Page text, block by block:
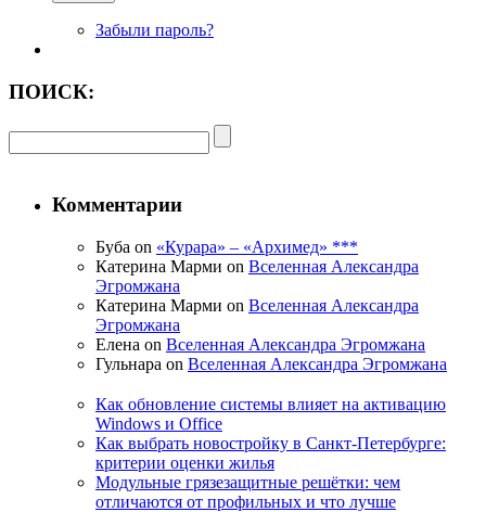
Забыли пароль?
ПОИСК:
Комментарии
Буба on «Курара» – «Архимед» ***
Катерина Марми on Вселенная Александра
Эгромжана
Катерина Марми on Вселенная Александра
Эгромжана
Елена on Вселенная Александра Эгромжана
Гульнара on Вселенная Александра Эгромжана
Как обновление системы влияет на активацию
Windows и Office
Как выбрать новостройку в Санкт-Петербурге:
критерии оценки жилья
Модульные грязезащитные решётки: чем
отличаются от профильных и что лучше